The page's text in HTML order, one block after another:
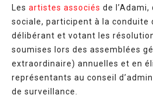
Les artistes associés de
sociale, participent à la conduite
délibérant et votant les
soumises lors des assemblées
extraordinaire) annuelles et en
représentants au conseil
de surveillance.